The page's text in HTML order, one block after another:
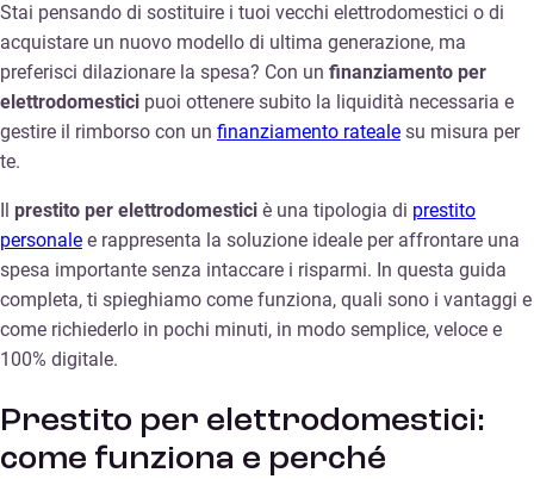
Stai pensando di sostituire i tuoi vecchi elettrodomestici o di
acquistare un nuovo modello di ultima generazione, ma
preferisci dilazionare la spesa? Con un finanziamento per
elettrodomestici puoi ottenere subito la liquidità necessaria e
gestire il rimborso con un finanziamento rateale su misura per
te.
prestito per elettrodomestici è una tipologia di prestito
personale e rappresenta la soluzione ideale per affrontare una
spesa importante senza intaccare i risparmi. In questa guida
completa, ti spieghiamo come funziona, quali sono i vantaggi e
come richiederlo in pochi minuti, in modo semplice, veloce e
100% digitale.
Prestito per elettrodomestici:
come funziona e perché